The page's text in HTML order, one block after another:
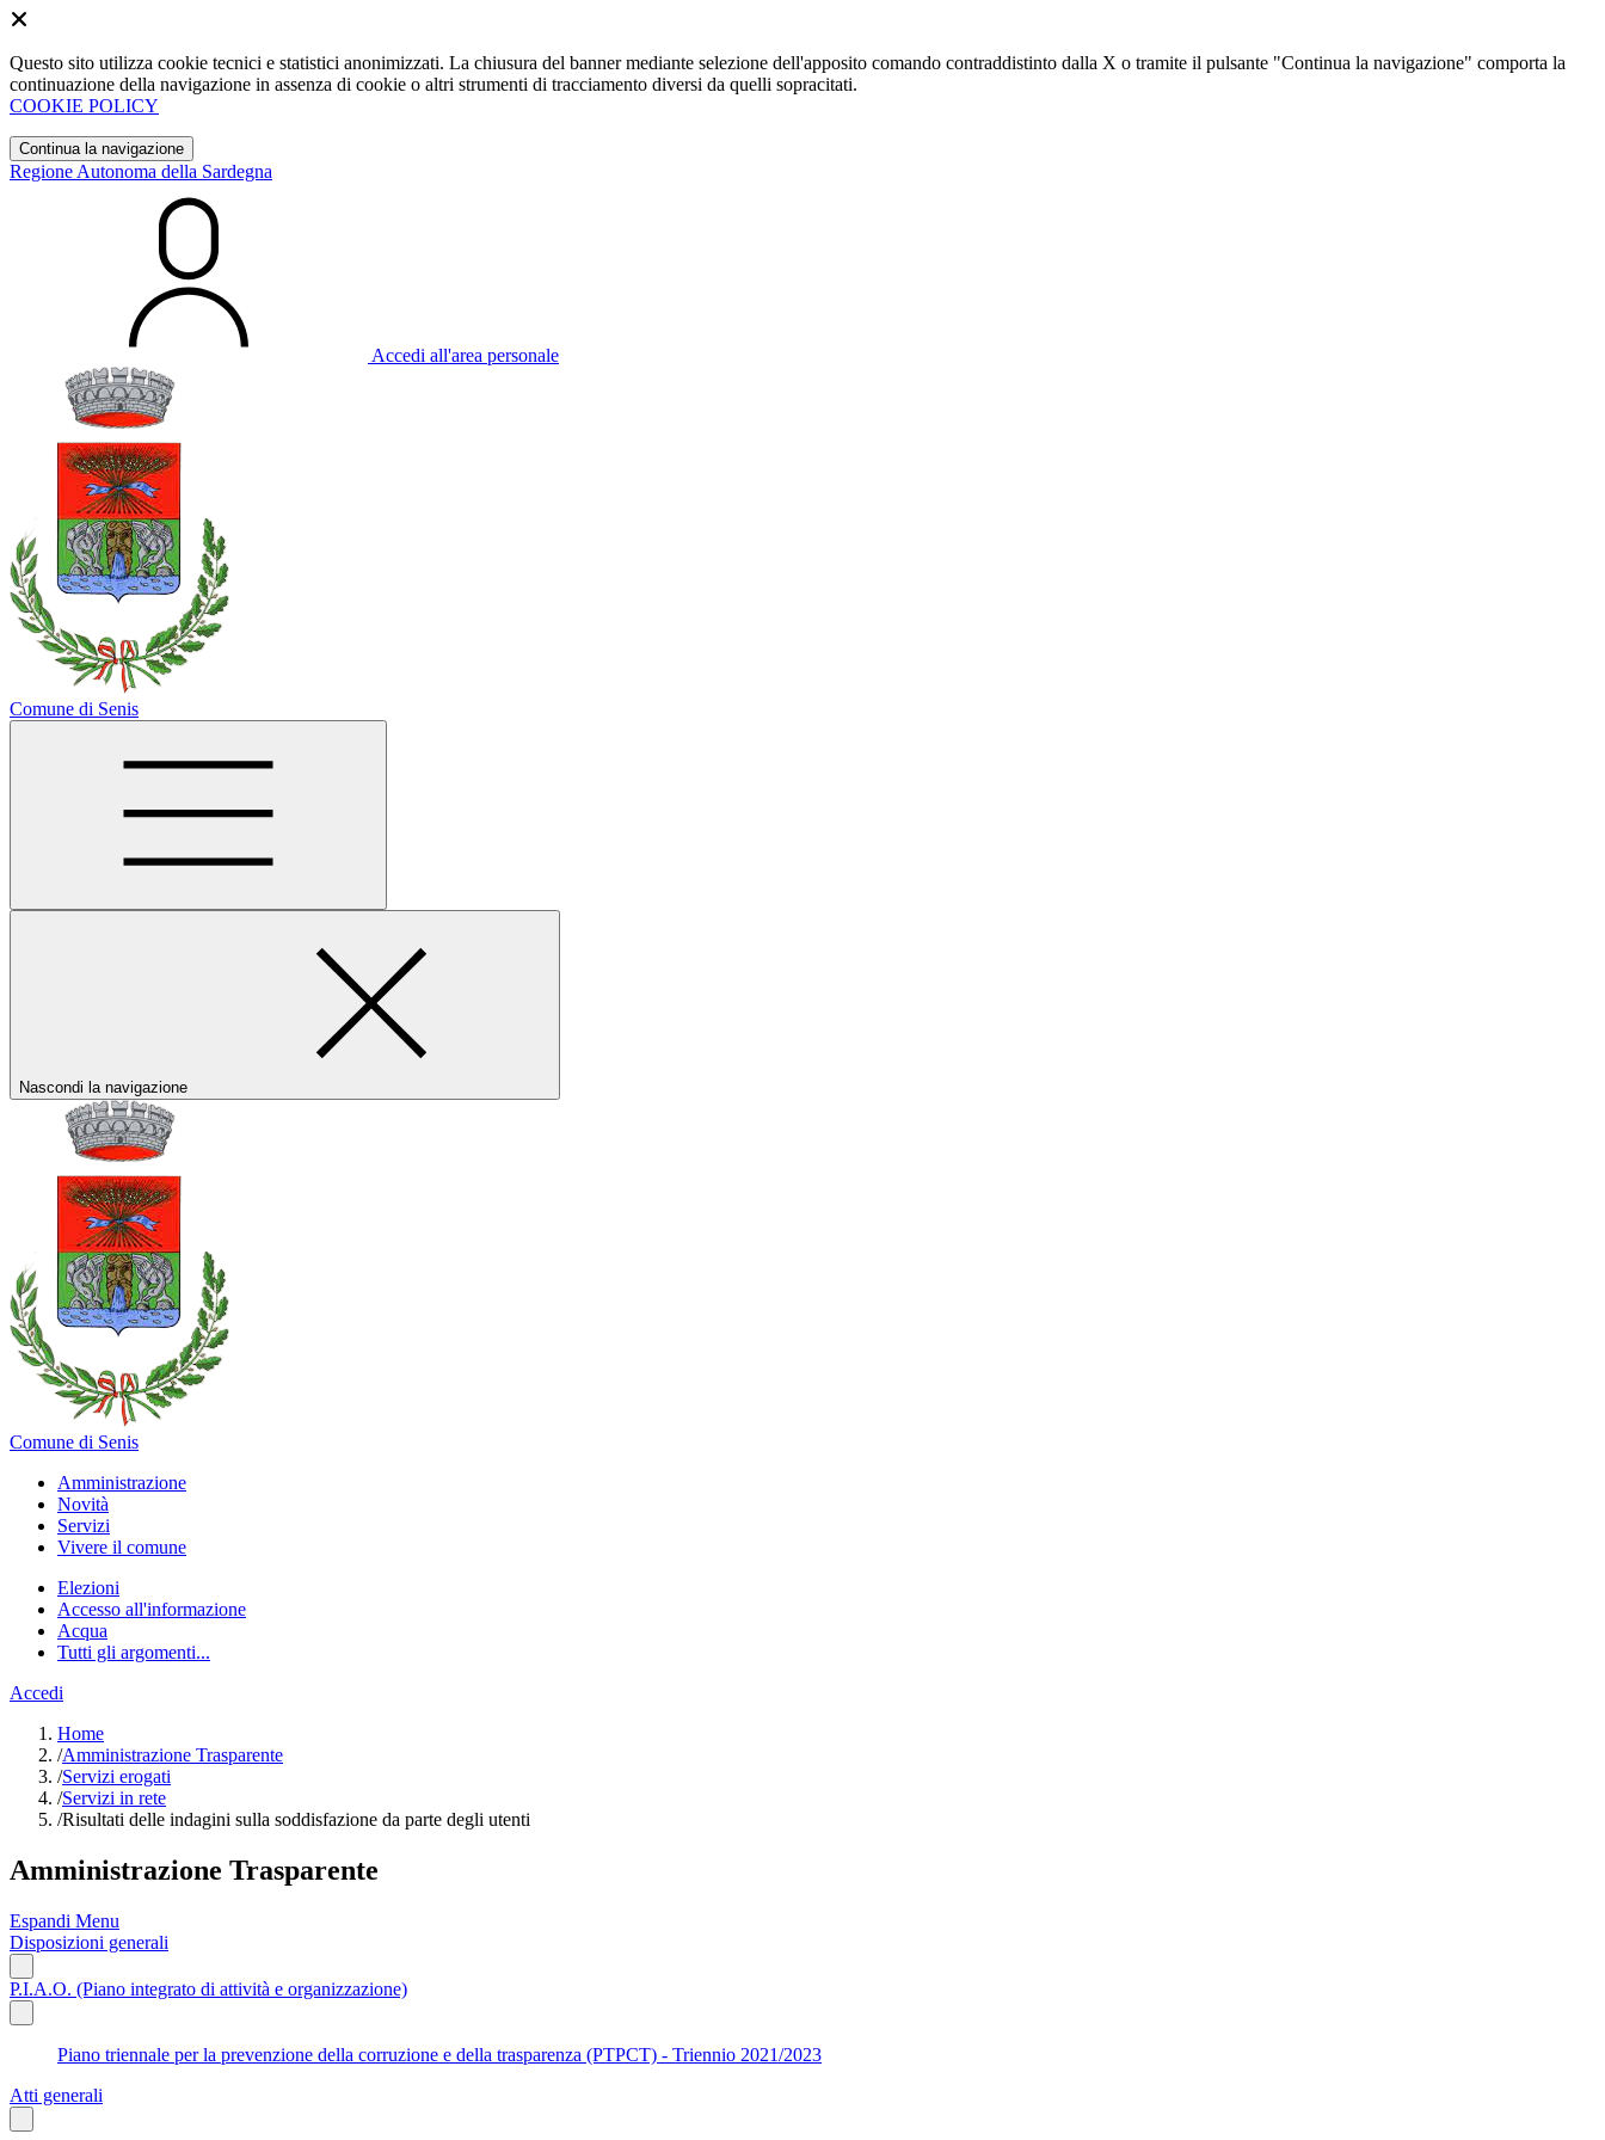
Questo sito utilizza cookie tecnici e statistici anonimizzati. La chiusura del banner mediante selezione dell'apposito comando contraddistinto dalla X o tramite il pulsante "Continua la navigazione" comporta la
continuazione della navigazione in assenza di cookie o altri strumenti di tracciamento diversi da quelli sopracitati.
COOKIE POLICY
Continua la navigazione
Regione Autonoma della Sardegna
Accedi all'area personale
Comune di Senis
Nascondi la navigazione
Comune di Senis
Amministrazione
Novità
Servizi
Vivere il comune
Elezioni
Accesso all'informazione
Acqua
Tutti gli argomenti...
Accedi
Home
/Amministrazione Trasparente
/Servizi erogati
/Servizi in rete
/Risultati delle indagini sulla soddisfazione da parte degli utenti
Amministrazione Trasparente
Espandi Menu
Disposizioni generali
P.I.A.O. (Piano integrato di attività e organizzazione)
Piano triennale per la prevenzione della corruzione e della trasparenza (PTPCT) - Triennio 2021/2023
Atti generali